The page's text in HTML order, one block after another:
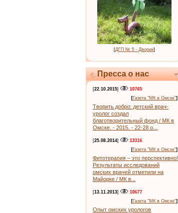
[ДГП № 5 - Дворик]
Пресса о нас
[22.10.2015]
10765
[Газета "МК в Омске"]
Творить добро: детский врач-
уролог создал
благотворительный фонд / МК в
Омске. - 2015. - 22-28 о...
[25.08.2014]
13316
[Газета "МК в Омске"]
Фитотерапия – это перспективно!
Результаты исследований
омских врачей отметили на
Майорке / МК в...
[13.11.2013]
10677
[Газета "МК в Омске"]
Опыт омских урологов